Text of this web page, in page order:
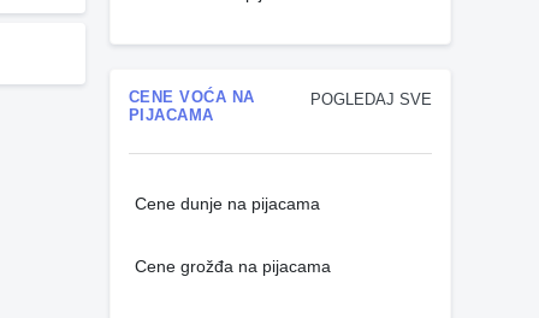
POGLEDAJ SVE
CENE VOĆA NA
PIJACAMA
Cene dunje na pijacama
Cene grožđa na pijacama